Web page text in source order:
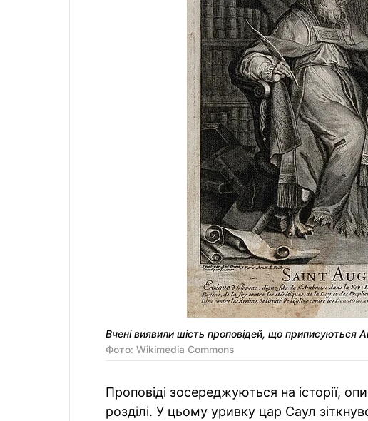
Вчені виявили шість проповідей, що приписуються
Фото: Wikimedia Commons
Проповіді зосереджуються на історії,
розділі. У цьому уривку цар Саул